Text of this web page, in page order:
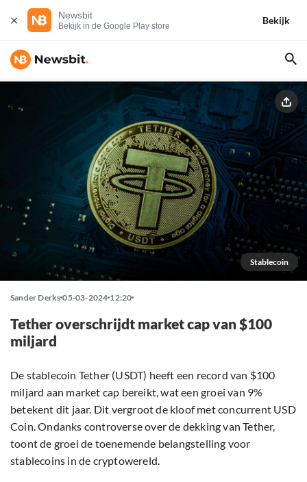
Newsbit
Bekijk in de Google Play store
Bekijk
Stablecoin
Sander Derks 05-03-2024 12:20
Tether overschrijdt market cap van $100
miljard
De stablecoin Tether (USDT) heeft een record van $100
miljard aan market cap bereikt, wat een groei van 9%
betekent dit jaar. Dit vergroot de kloof met concurrent USD
Coin. Ondanks controverse over de dekking van Tether,
toont de groei de toenemende belangstelling voor
stablecoins in de cryptowereld.